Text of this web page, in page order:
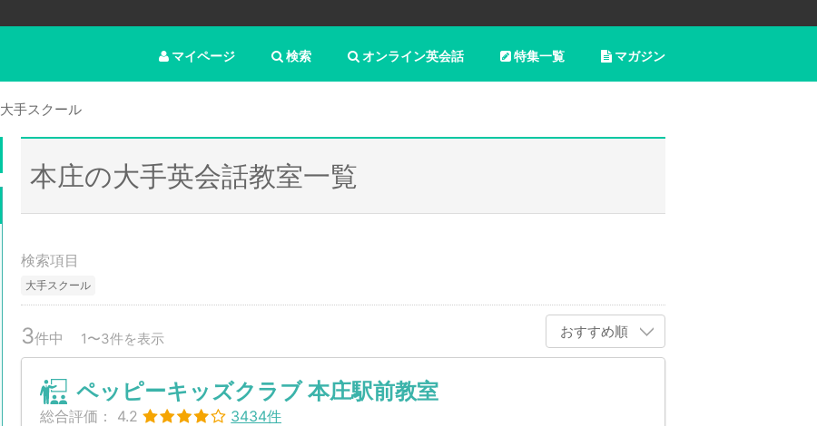
マガジン
特集一覧
オンライン英会話
検索
マイページ
大手スクール
本庄の大手英会話教室一覧
検索項目
大手スクール
3件中 1〜3件を表示 おすすめ順
ペッピーキッズクラブ 本庄駅前教室
総合評価： 4.2 3434件